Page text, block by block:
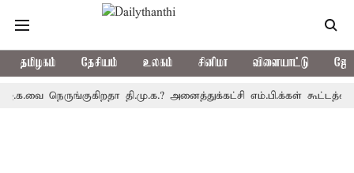
தமிழகம் தேசியம் உலகம் சினிமா விளையாட்டு
நெருங்குகிறதா தி.மு.க.? அனைத்துக்கட்சி எம்.பி.க்கள் கூட்டத்தை